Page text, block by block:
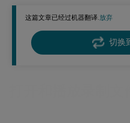
这篇文章已经过机器翻译.放弃
切换